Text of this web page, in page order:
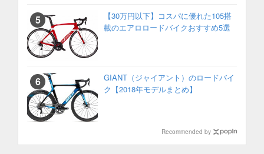
【30万円以下】コスパに優れた105搭
載のエアロロードバイクおすすめ5選
GIANT（ジャイアント）のロードバイ
ク【2018年モデルまとめ】
Recommended by